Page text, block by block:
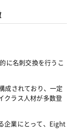
に名刺交換を行うこ
成されており、一定
クラス人材が多数登
企業にとって、Eight